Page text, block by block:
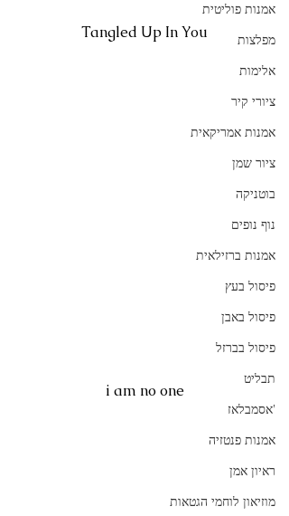
אמנות פוליטית
מפלצות
אלימות
ציורי קיר
אמנות אמריקאית
ציור שמן
בוטניקה
נוף נופים
אמנות ברזילאית
פיסול בעץ
פיסול באבן
פיסול בברזל
תבליט
'אסמבלאז
אמנות פנטזיה
ראיון אמן
מוזיאון לוחמי הגטאות
Tangled Up In You
i am no one